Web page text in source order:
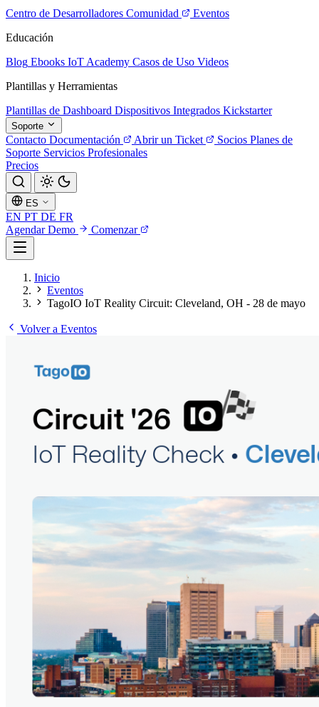
Centro de Desarrolladores Comunidad
Eventos
Educación
Blog Ebooks IoT Academy Casos de Uso Videos
Plantillas y Herramientas
Plantillas de Dashboard Dispositivos Integrados Kickstarter
Soporte
Contacto Documentación Abrir un Ticket Socios Planes de
Soporte Servicios Profesionales
Precios
ES
EN PT DE FR
Agendar Demo
Comenzar
Inicio
Eventos
TagoIO IoT Reality Circuit: Cleveland, OH - 28 de mayo
Volver a Eventos